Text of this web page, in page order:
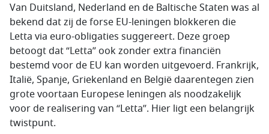
Van Duitsland, Nederland en de Baltische Staten was al
bekend dat zij de forse EU-leningen blokkeren die
Letta via euro-obligaties suggereert. Deze groep
betoogt dat “Letta” ook zonder extra financiën
bestemd voor de EU kan worden uitgevoerd. Frankrijk,
Italië, Spanje, Griekenland en België daarentegen zien
grote voortaan Europese leningen als noodzakelijk
voor de realisering van “Letta”. Hier ligt een belangrijk
twistpunt.